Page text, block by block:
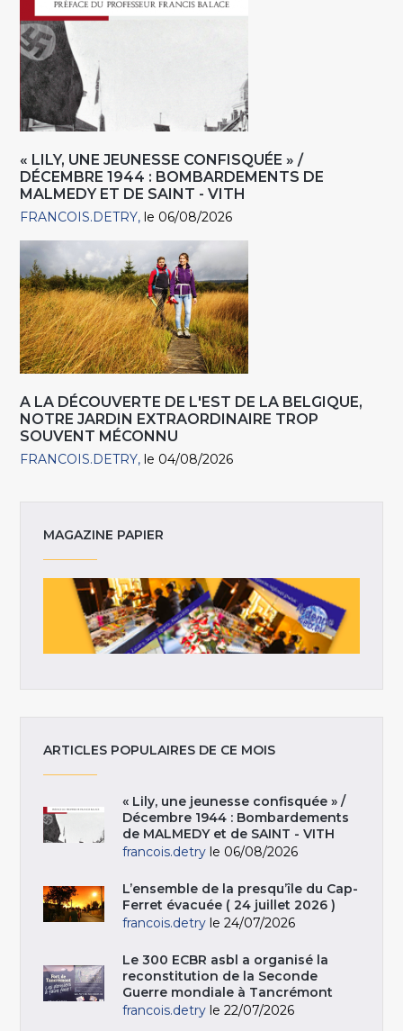
« LILY, UNE JEUNESSE CONFISQUÉE » /
DÉCEMBRE 1944 : BOMBARDEMENTS DE
MALMEDY ET DE SAINT - VITH
FRANCOIS.DETRY le 06/08/2026
A LA DÉCOUVERTE DE L'EST DE LA BELGIQUE,
NOTRE JARDIN EXTRAORDINAIRE TROP
SOUVENT MÉCONNU
FRANCOIS.DETRY le 04/08/2026
MAGAZINE PAPIER
ARTICLES POPULAIRES DE CE MOIS
« Lily, une jeunesse confisquée » /
Décembre 1944 : Bombardements
de MALMEDY et de SAINT - VITH
francois.detry le 06/08/2026
L’ensemble de la presqu’île du Cap-
Ferret évacuée ( 24 juillet 2026 )
francois.detry le 24/07/2026
Le 300 ECBR asbl a organisé la
reconstitution de la Seconde
Guerre mondiale à Tancrémont
francois.detry le 22/07/2026